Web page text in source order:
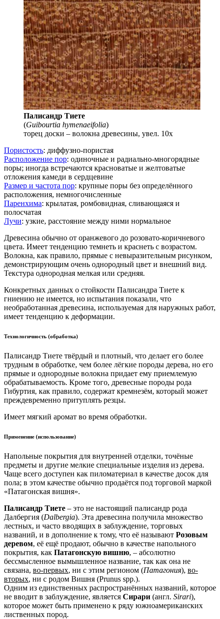
Палисандр Тиете
(Guibourtia hymenaeifolia)
торец доски – волокна древесины, увел. 10х
Пористость: диффузно-пористая
Расположение пор: одиночные и радиально-многорядные
поры; иногда встречаются красноватые и желтоватые
отложения камеди в сердцевине
Размер и частота пор: крупные поры без определённого
расположения, немногочисленные
Паренхима: крылатая, ромбовидная, сливающаяся и
полосчатая
Лучи: узкие, расстояние между ними нормальное
Древесина обычно от оранжевого до розовато-коричневого
цвета. Имеет тенденцию темнеть и краснеть с возрастом.
Волокна, как правило, прямые с невыразительным рисунком,
демонстрирующим очень однородный цвет и внешний вид.
Текстура однородная мелкая или средняя.
Конкретных данных о стойкости Палисандра Тиете к
гниению не имеется, но испытания показали, что
необработанная древесина, используемая для наружных работ,
имеет тенденцию к деформации.
Технологичность (обработка)
Палисандр Тиете твёрдый и плотный, что делает его более
трудным в обработке, чем более лёгкие породы дерева, но его
прямые и однородные волокна придает ему приемлемую
обрабатываемость. Кроме того, древесные породы рода
Гибуртия, как правило, содержат кремнезём, который может
преждевременно притуплять резцы.
Имеет мягкий аромат во время обработки.
Применение (использование)
Напольные покрытия для внутренней отделки, точёные
предметы и другие мелкие специальные изделия из дерева.
Чаще всего доступен как пиломатериал в качестве досок для
пола; в этом качестве обычно продаётся под торговой маркой
Патагонская вишня .
Палисандр Тиете – это не настоящий палисандр рода
Далбергия (Dalbergia). Эта древесина получила множество
лестных, и часто вводящих в заблуждение, торговых
названий, и в дополнение к тому, что её называют Розовым
деревом, её ещё продают, обычно в качестве напольного
покрытия, как Патагонскую вишню, – абсолютно
бессмысленное вымышленное название, так как она не
связана, во-первых, ни с этим регионом (Патагония), во-
вторых, ни с родом Вишня (Prunus spp.).
Одним из единственных распространённых названий, которое
не вводит в заблуждение, является Сирари (англ. Sirari),
которое может быть применено к ряду южноамериканских
лиственных пород.